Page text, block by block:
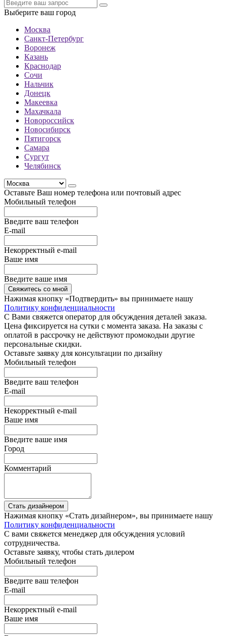
Выберите ваш город
Москва
Санкт-Петербург
Воронеж
Казань
Краснодар
Сочи
Нальчик
Донецк
Макеевка
Махачкала
Новороссийск
Новосибирск
Пятигорск
Самара
Сургут
Челябинск
Оставьте Ваш номер телефона или почтовый адрес
Мобильный телефон
Введите ваш телефон
E-mail
Некорректный e-mail
Ваше имя
Введите ваше имя
Свяжитесь со мной
Нажимая кнопку «Подтвердить» вы принимаете нашу
Политику конфиденциальности
С Вами свяжется оператор для обсуждения деталей заказа.
Цена фиксируется на сутки с момента заказа. На заказы с
оплатой в рассрочку не действуют промокодыи другие
персональные скидки.
Оставьте заявку для консультации по дизайну
Мобильный телефон
Введите ваш телефон
E-mail
Некорректный e-mail
Ваше имя
Введите ваше имя
Город
Комментарий
Стать дизайнером
Нажимая кнопку «Стать дизайнером», вы принимаете нашу
Политику конфиденциальности
С вами свяжется менеджер для обсуждения условий
сотрудничества.
Оставьте заявку, чтобы стать дилером
Мобильный телефон
Введите ваш телефон
E-mail
Некорректный e-mail
Ваше имя